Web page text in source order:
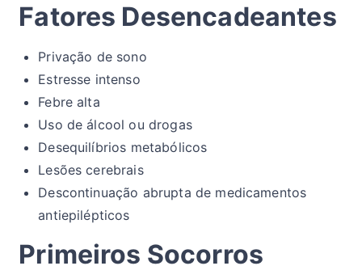
Fatores Desencadeantes
Privação de sono
Estresse intenso
Febre alta
Uso de álcool ou drogas
Desequilíbrios metabólicos
Lesões cerebrais
Descontinuação abrupta de medicamentos
antiepilépticos
Primeiros Socorros